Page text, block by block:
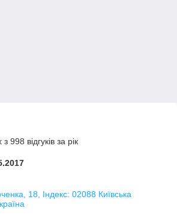
998 відгуків за рік
18, Індекс: 02088 Київська